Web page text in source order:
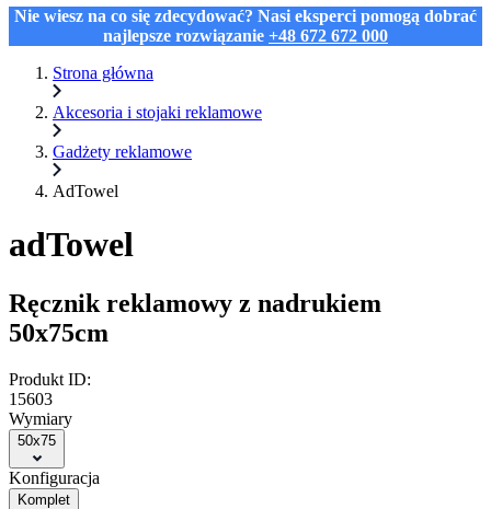
Nie wiesz na co się zdecydować? Nasi eksperci pomogą dobrać
najlepsze rozwiązanie +48 672 672 000
Strona główna
Akcesoria i stojaki reklamowe
Gadżety reklamowe
AdTowel
adTowel
Ręcznik reklamowy z nadrukiem
50x75cm
Produkt ID:
15603
Wymiary
50x75
Konfiguracja
Komplet